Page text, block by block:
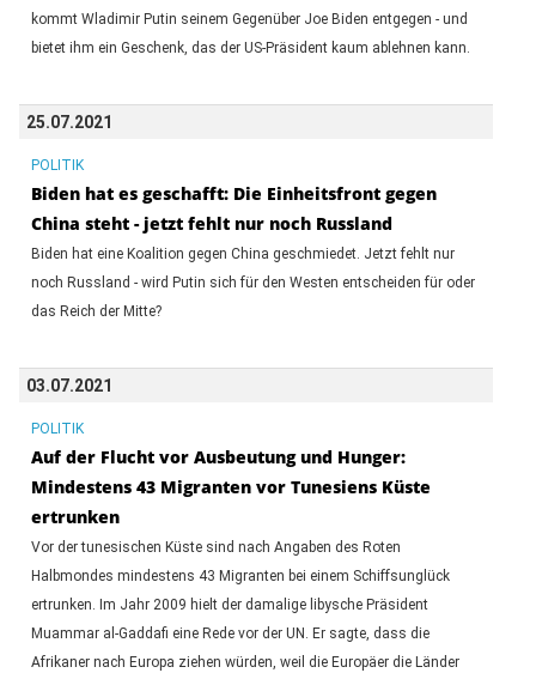
kommt Wladimir Putin seinem Gegenüber Joe Biden entgegen - und
bietet ihm ein Geschenk, das der US-Präsident kaum ablehnen kann.
25.07.2021
POLITIK
Biden hat es geschafft: Die Einheitsfront gegen
China steht - jetzt fehlt nur noch Russland
Biden hat eine Koalition gegen China geschmiedet. Jetzt fehlt nur
noch Russland - wird Putin sich für den Westen entscheiden für oder
das Reich der Mitte?
03.07.2021
POLITIK
Auf der Flucht vor Ausbeutung und Hunger:
Mindestens 43 Migranten vor Tunesiens Küste
ertrunken
Vor der tunesischen Küste sind nach Angaben des Roten
Halbmondes mindestens 43 Migranten bei einem Schiffsunglück
ertrunken. Im Jahr 2009 hielt der damalige libysche Präsident
Muammar al-Gaddafi eine Rede vor der UN. Er sagte, dass die
Afrikaner nach Europa ziehen würden, weil die Europäer die Länder